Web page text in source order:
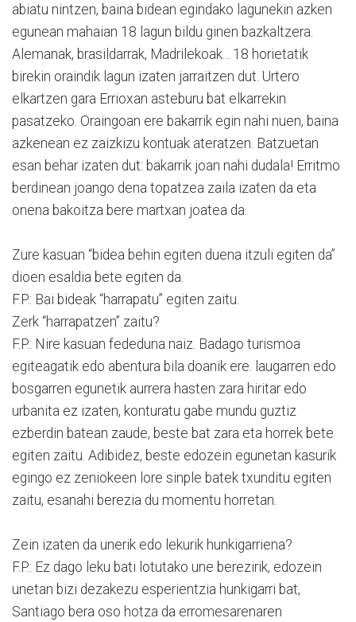
abiatu nintzen, baina bidean egindako lagunekin azken
egunean mahaian 18 lagun bildu ginen bazkaltzera.
Alemanak, brasildarrak, Madrilekoak... 18 horietatik
birekin oraindik lagun izaten jarraitzen dut. Urtero
elkartzen gara Errioxan asteburu bat elkarrekin
pasatzeko. Oraingoan ere bakarrik egin nahi nuen, baina
azkenean ez zaizkizu kontuak ateratzen. Batzuetan
esan behar izaten dut: bakarrik joan nahi dudala! Erritmo
berdinean joango dena topatzea zaila izaten da eta
onena bakoitza bere martxan joatea da.
Zure kasuan “bidea behin egiten duena itzuli egiten da”
dioen esaldia bete egiten da.
F.P.: Bai bideak “harrapatu” egiten zaitu.
Zerk “harrapatzen” zaitu?
F.P.: Nire kasuan fededuna naiz. Badago turismoa
egiteagatik edo abentura bila doanik ere. laugarren edo
bosgarren egunetik aurrera hasten zara hiritar edo
urbanita ez izaten, konturatu gabe mundu guztiz
ezberdin batean zaude, beste bat zara eta horrek bete
egiten zaitu. Adibidez, beste edozein egunetan kasurik
egingo ez zeniokeen lore sinple batek txunditu egiten
zaitu, esanahi berezia du momentu horretan.
Zein izaten da unerik edo lekurik hunkigarriena?
F.P.: Ez dago leku bati lotutako une berezirik, edozein
unetan bizi dezakezu esperientzia hunkigarri bat,
Santiago bera oso hotza da erromesarenaren